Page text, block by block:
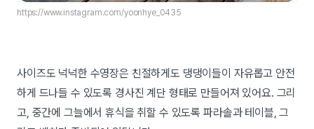
https://www.instagram.com/yoonhye_0435
사이즈도 넉넉한 수영장은 친절하게도 댕댕이들이 자유롭고 안전
하게 드나들 수 있도록 경사진 계단 형태로 만들어져 있어요. 그리
고, 중간에 그늘에서 휴식을 취할 수 있도록 파라솔과 테이블, 그